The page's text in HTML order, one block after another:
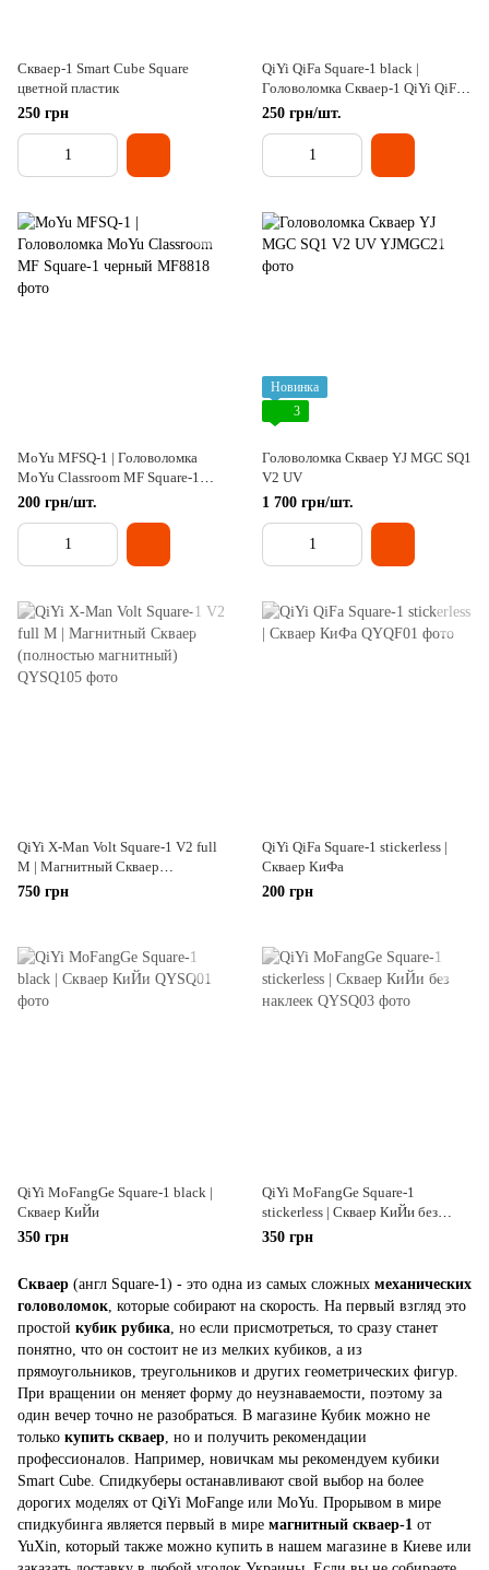
Скваер-1 Smart Cube Square
цветной пластик
250 грн
QiYi QiFa Square-1 black |
Головоломка Скваер-1 QiYi QiFa
черный
250 грн/шт.
MoYu MFSQ-1 | Головоломка
MoYu Classroom MF Square-1
черный
200 грн/шт.
Новинка
3
Головоломка Скваер YJ MGC SQ1
V2 UV
1 700 грн/шт.
QiYi X-Man Volt Square-1 V2 full
M | Магнитный Скваер
(полностью магнитный)
750 грн
QiYi QiFa Square-1 stickerless |
Скваер КиФа
200 грн
QiYi MoFangGe Square-1 black |
Скваер КиЙи
350 грн
QiYi MoFangGe Square-1
stickerless | Скваер КиЙи без
наклеек
350 грн
Скваер (англ Square-1) - это одна из самых сложных механических
головоломок, которые собирают на скорость. На первый взгляд это
простой кубик рубика, но если присмотреться, то сразу станет
понятно, что он состоит не из мелких кубиков, а из
прямоугольников, треугольников и других геометрических фигур.
При вращении он меняет форму до неузнаваемости, поэтому за
один вечер точно не разобраться. В магазине Кубик можно не
только купить скваер, но и получить рекомендации
профессионалов. Например, новичкам мы рекомендуем кубики
Smart Cube. Спидкуберы останавливают свой выбор на более
дорогих моделях от QiYi MoFange или MoYu. Прорывом в мире
спидкубинга является первый в мире магнитный скваер-1 от
YuXin, который также можно купить в нашем магазине в Киеве или